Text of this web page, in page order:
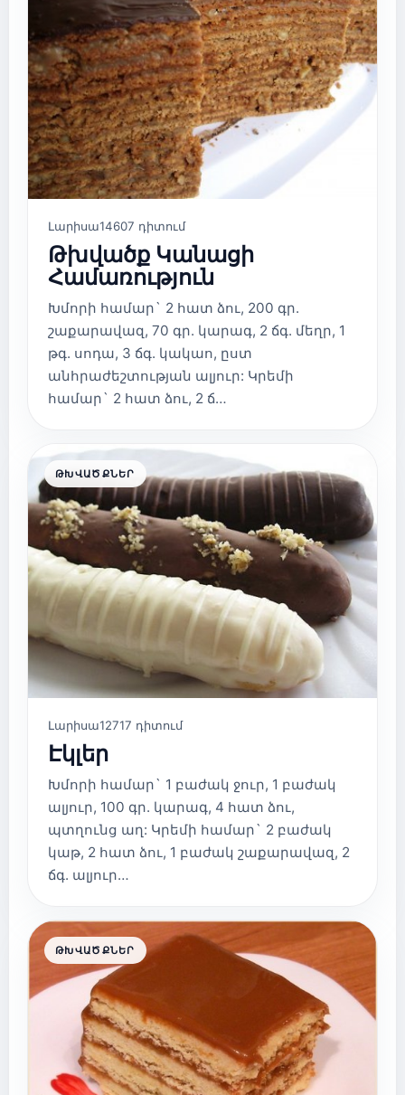
Լարիսա14607 դիտում
Թխվածք Կանացի
Համառություն
Խմորի համար` 2 հատ ձու, 200 գր.
շաքարավազ, 70 գր. կարագ, 2 ճգ. մեղր, 1
թգ. սոդա, 3 ճգ. կակաո, ըստ
անհրաժեշտության ալյուր: Կրեմի
համար` 2 հատ ձու, 2 ճ…
ԹԽՎԱԾՔՆԵՐ
Լարիսա12717 դիտում
Էկլեր
Խմորի համար` 1 բաժակ ջուր, 1 բաժակ
ալյուր, 100 գր. կարագ, 4 հատ ձու,
պտղունց աղ: Կրեմի համար` 2 բաժակ
կաթ, 2 հատ ձու, 1 բաժակ շաքարավազ, 2
ճգ. ալյուր…
ԹԽՎԱԾՔՆԵՐ